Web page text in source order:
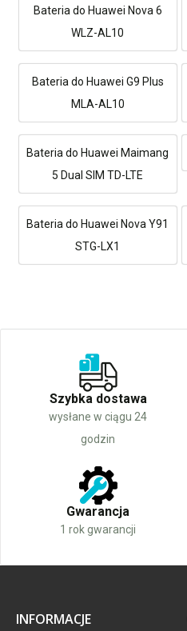
Bateria do Huawei Nova 6
WLZ-AL10
Bateria do Huawei G9 Plus
MLA-AL10
Bateria do Huawei Maimang
5 Dual SIM TD-LTE
Bateria do Huawei Nova Y91
STG-LX1
Szybka dostawa
wysłane w ciągu 24
godzin
Gwarancja
1 rok gwarancji
INFORMACJE